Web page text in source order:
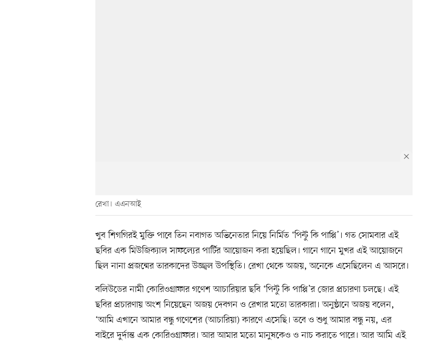
রেখা। এএনআই
খুব শিগগিরই মুক্তি পাবে তিন নবাগত অভিনেতার নিয়ে নির্মিত ‘পিন্টু কি পাপ্পি’। গত সোমবার এই
ছবির এক মিউজিক্যাল সাফল্যের পার্টির আয়োজন করা হয়েছিল। গানে গানে মুখর এই আয়োজনে
ছিল নানা প্রজন্মের তারকাদের উজ্জ্বল উপস্থিতি। রেখা থেকে অজয়, অনেকে এসেছিলেন এ আসরে।
বলিউডের নামী কোরিওগ্রাফার গণেশ আচারিয়ার ছবি ‘পিন্টু কি পাপ্পি’র জোর প্রচারণা চলছে। এই
ছবির প্রচারণায় অংশ নিয়েছেন অজয় দেবগন ও রেখার মতো তারকারা। অনুষ্ঠানে অজয় বলেন,
‘আমি এখানে আমার বন্ধু গণেশের (আচারিয়া) কারণে এসেছি। তবে ও শুধু আমার বন্ধু নয়, এর
বাইরে দুর্দান্ত এক কোরিওগ্রাফার। আর আমার মতো মানুষকেও ও নাচ করাতে পারে। আর আমি এই